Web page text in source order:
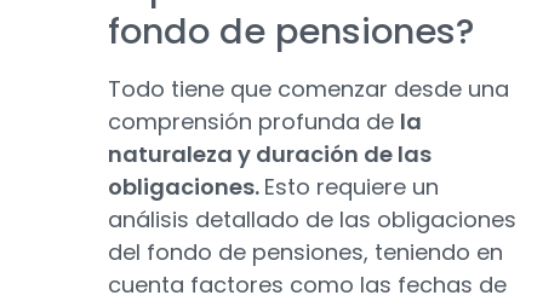
fondo de pensiones?
Todo tiene que comenzar desde una
comprensión profunda de la
naturaleza y duración de las
obligaciones. Esto requiere un
análisis detallado de las obligaciones
del fondo de pensiones, teniendo en
cuenta factores como las fechas de